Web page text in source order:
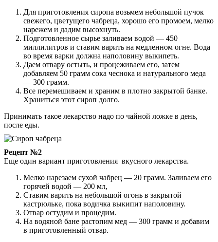
Для приготовления сиропа возьмем небольшой пучок
свежего, цветущего чабреца, хорошо его промоем, мелко
нарежем и дадим высохнуть.
Подготовленное сырье заливаем водой — 450
миллилитров и ставим варить на медленном огне. Вода
во время варки должна наполовину выкипеть.
Даем отвару остыть, и процеживаем его, затем
добавляем 50 грамм сока чеснока и натурального меда
— 300 грамм.
Все перемешиваем и храним в плотно закрытой банке.
Храниться этот сироп долго.
Принимать такое лекарство надо по чайной ложке в день,
после еды.
Рецепт №2
Еще один вариант приготовления вкусного лекарства.
Мелко нарезаем сухой чабрец — 20 грамм. Заливаем его
горячей водой — 200 мл,
Ставим варить на небольшой огонь в закрытой
кастрюльке, пока водичка выкипит наполовину.
Отвар остудим и процедим.
На водяной бане растопим мед — 300 грамм и добавим
в приготовленный отвар.